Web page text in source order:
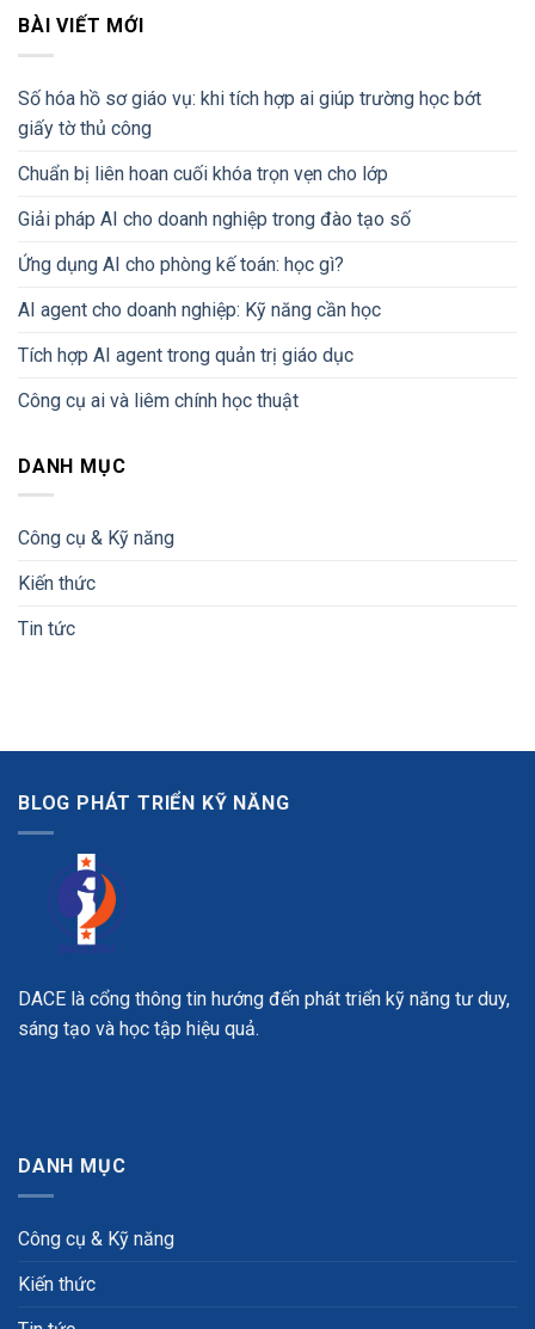
BÀI VIẾT MỚI
Số hóa hồ sơ giáo vụ: khi tích hợp ai giúp trường học bớt
giấy tờ thủ công
Chuẩn bị liên hoan cuối khóa trọn vẹn cho lớp
Giải pháp AI cho doanh nghiệp trong đào tạo số
Ứng dụng AI cho phòng kế toán: học gì?
AI agent cho doanh nghiệp: Kỹ năng cần học
Tích hợp AI agent trong quản trị giáo dục
Công cụ ai và liêm chính học thuật
DANH MỤC
Công cụ & Kỹ năng
Kiến thức
Tin tức
BLOG PHÁT TRIỂN KỸ NĂNG
DACE là cổng thông tin hướng đến phát triển kỹ năng tư duy,
sáng tạo và học tập hiệu quả.
DANH MỤC
Công cụ & Kỹ năng
Kiến thức